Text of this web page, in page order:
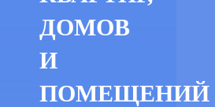
ДОМОВ
И
ПОМЕЩЕНИЙ